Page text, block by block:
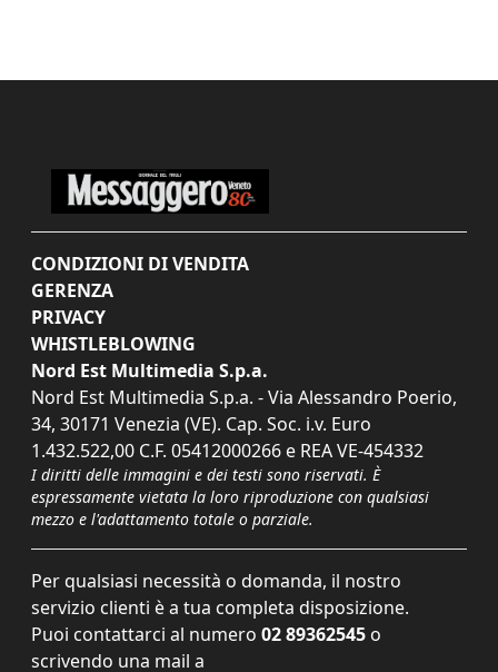
CONDIZIONI DI VENDITA
GERENZA
PRIVACY
WHISTLEBLOWING
Nord Est Multimedia S.p.a.
Nord Est Multimedia S.p.a. - Via Alessandro Poerio,
34, 30171 Venezia (VE). Cap. Soc. i.v. Euro
1.432.522,00 C.F. 05412000266 e REA VE-454332
I diritti delle immagini e dei testi sono riservati. È
espressamente vietata la loro riproduzione con qualsiasi
mezzo e l'adattamento totale o parziale.
Per qualsiasi necessità o domanda, il nostro
servizio clienti è a tua completa disposizione.
Puoi contattarci al numero 02 89362545 o
scrivendo una mail a